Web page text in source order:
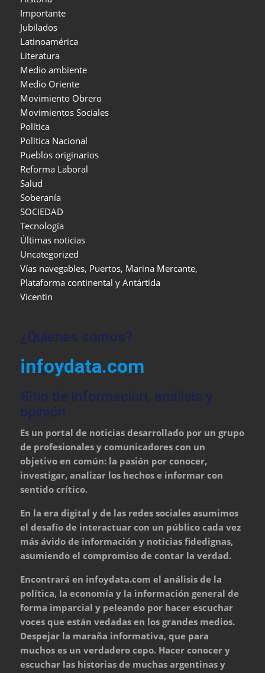
Importante
Jubilados
Latinoamérica
Literatura
Medio ambiente
Medio Oriente
Movimiento Obrero
Movimientos Sociales
Política
Política Nacional
Pueblos originarios
Reforma Laboral
Salud
Soberanía
SOCIEDAD
Tecnología
Últimas noticias
Uncategorized
Vías navegables, Puertos, Marina Mercante,
Plataforma continental y Antártida
Vicentin
¿Quienes somos?
infoydata.com
Sitio de información, análisis y
opinión
Es un portal de noticias desarrollado por un grupo
de profesionales y comunicadores con un
objetivo en común: la pasión por conocer,
investigar, analizar los hechos e informar con
sentido crítico.
En la era digital y de las redes sociales asumimos
el desafío de interactuar con un público cada vez
más ávido de información y noticias fidedignas,
asumiendo el compromiso de contar la verdad.
Encontrará en infoydata.com el análisis de la
política, la economía y la información general de
forma imparcial y peleando por hacer escuchar
voces que están vedadas en los grandes medios.
Despejar la maraña informativa, que para
muchos es un verdadero cepo. Hacer conocer y
escuchar las historias de muchas argentinas y